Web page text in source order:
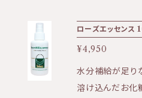
み） セラクティ
の場合はポスト
をご希望の場合
料を頂戴してお
ローズエッセン
¥4,950
水分補給が足り
溶け込んだお化